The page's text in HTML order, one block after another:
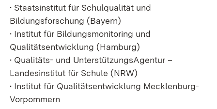
• Staatsinstitut für Schulqualität und
Bildungsforschung (Bayern)
• Institut für Bildungsmonitoring und
Qualitätsentwicklung (Hamburg)
• Qualitäts- und UnterstützungsAgentur –
Landesinstitut für Schule (NRW)
• Institut für Qualitätsentwicklung Mecklenburg-
Vorpommern